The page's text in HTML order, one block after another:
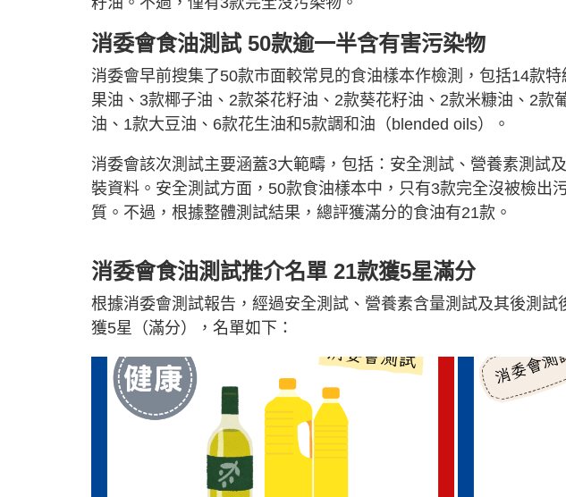
消委會食油測試 50款逾一半含有害污染物
消委會早前搜集了50款市面較常見的食油樣本作檢測，包括14款
果油、3款椰子油、2款茶花籽油、2款葵花籽油、2款米糠油、2款
油、1款大豆油、6款花生油和5款調和油（blended oils）。
消委會該次測試主要涵蓋3大範疇，包括：安全測試、營養素測試
裝資料。安全測試方面，50款食油樣本中，只有3款完全沒被檢出
質。不過，根據整體測試結果，總評獲滿分的食油有21款。
消委會食油測試推介名單 21款獲5星滿分
根據消委會測試報告，經過安全測試、營養素含量測試及其後測
獲5星（滿分），名單如下：